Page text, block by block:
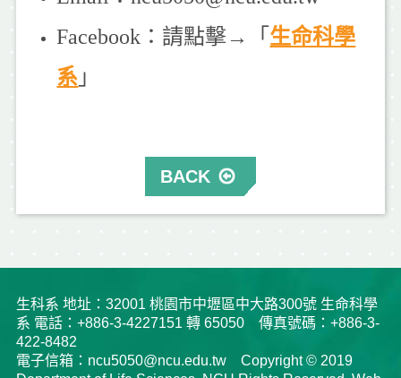
Facebook：請點擊→「 生命科學
系 」
BACK
生科系 地址：32001 桃園市中壢區中大路300號 生命科學
系 電話：+886-3-4227151 轉 65050 傳真號碼：+886-3-
422-8482
電子信箱：ncu5050@ncu.edu.tw Copyright © 2019